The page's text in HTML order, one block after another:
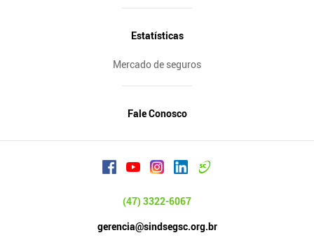
Estatísticas
Mercado de seguros
Fale Conosco
(47) 3322-6067
gerencia@sindsegsc.org.br